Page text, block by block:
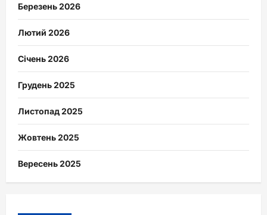
Березень 2026
Лютий 2026
Січень 2026
Грудень 2025
Листопад 2025
Жовтень 2025
Вересень 2025